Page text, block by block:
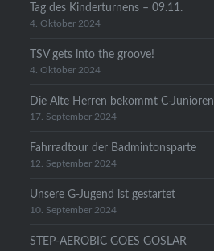
Tag des Kinderturnens – 09.11.
4. Oktober 2024
TSV gets into the groove!
4. Oktober 2024
Die Alte Herren bekommt C-
17. September 2024
Fahrradtour der Badmintonsparte
12. September 2024
Unsere G-Jugend ist gestartet
10. September 2024
STEP-AEROBIC GOES GOSLAR